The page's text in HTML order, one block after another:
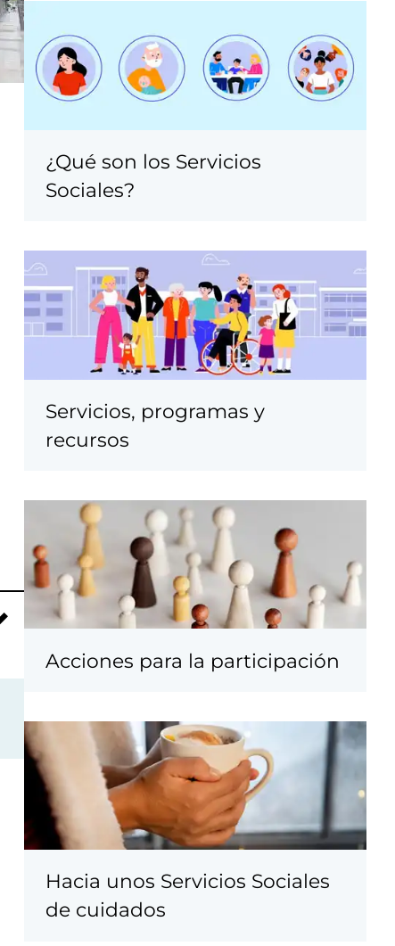
¿Qué son los Servicios
Sociales?
Servicios, programas y
recursos
Acciones para la participación
Hacia unos Servicios Sociales
de cuidados